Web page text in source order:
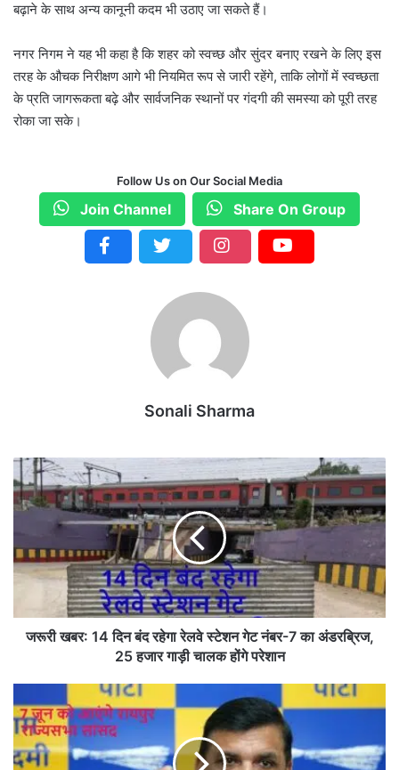
बढ़ाने के साथ अन्य कानूनी कदम भी उठाए जा सकते हैं।
नगर निगम ने यह भी कहा है कि शहर को स्वच्छ और सुंदर बनाए रखने के लिए इस
तरह के औचक निरीक्षण आगे भी नियमित रूप से जारी रहेंगे, ताकि लोगों में स्वच्छता
के प्रति जागरूकता बढ़े और सार्वजनिक स्थानों पर गंदगी की समस्या को पूरी तरह
रोका जा सके।
Follow Us on Our Social Media
Join Channel Share On Group
Sonali Sharma
ज
रू
री
र
4
र
गा
रे
जरूरी खबर: 14 दिन बंद रहेगा रेलवे स्टेशन गेट नंबर-7 का अंडरब्रिज,
25 हजार गाड़ी चालक होंगे परेशान
ज्य
स
भा